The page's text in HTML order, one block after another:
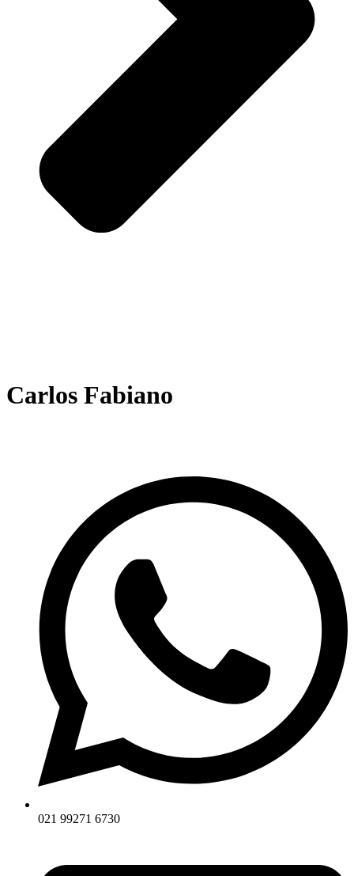
Carlos Fabiano
021 99271 6730